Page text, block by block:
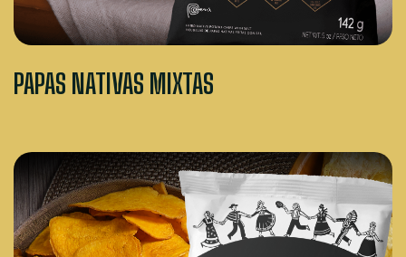
PAPAS NATIVAS MIXTAS